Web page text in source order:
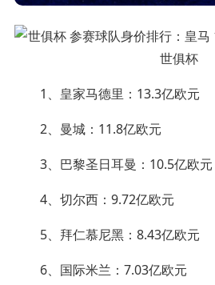
1、皇家马德里：13.3亿欧元
2、曼城：11.8亿欧元
3、巴黎圣日耳曼：10.5亿欧元
4、切尔西：9.72亿欧元
5、拜仁慕尼黑：8.43亿欧元
6、国际米兰：7.03亿欧元